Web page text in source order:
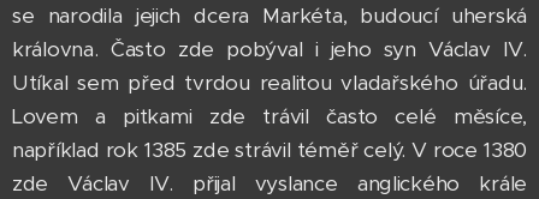
se narodila jejich dcera Markéta, budoucí uherská
královna. Často zde pobýval i jeho syn Václav IV.
Utíkal sem před tvrdou realitou vladařského úřadu.
Lovem a pitkami zde trávil často celé měsíce,
například rok 1385 zde strávil téměř celý. V roce 1380
zde Václav IV. přijal vyslance anglického krále